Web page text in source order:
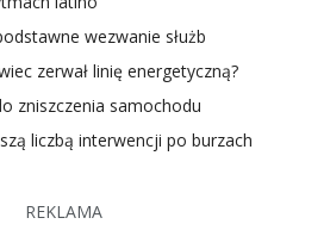
wezwanie służb
zerwał linię energetyczną?
zniszczenia samochodu
liczbą interwencji po burzach
REKLAMA